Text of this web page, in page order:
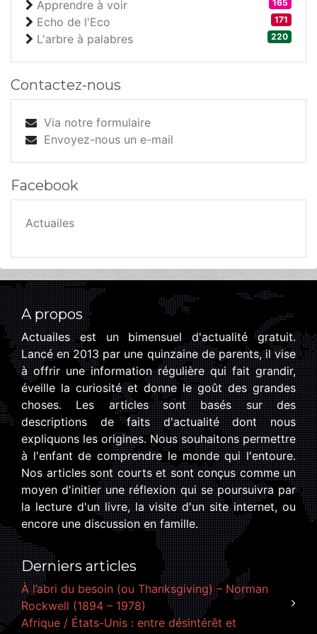
Apprendre à voir 165
Echo de l'Eco 171
L'arbre à palabres 220
Contactez-nous
Via notre formulaire
Envoyez-nous un e-mail
Facebook
Actuailes
A propos
Actuailes est un bimensuel d'actualité gratuit.
Lancé en 2013 par une quinzaine de parents, il vise
à offrir une information régulière qui fait grandir,
éveille la curiosité et donne le goût des grandes
choses. Les articles sont basés sur des
descriptions de faits d'actualité dont nous
expliquons les origines. Nous souhaitons permettre
à l'enfant de comprendre le monde qui l'entoure.
Nos articles sont courts et sont conçus comme un
moyen d'initier une réflexion qui se poursuivra par
la lecture d'un livre, la visite d'un site internet, ou
encore une discussion en famille.
Derniers articles
À l’abri du besoin (ou Thanksgiving) – Norman
Rockwell (1894 – 1978)
Afrique / États-Unis : entre désintérêt et